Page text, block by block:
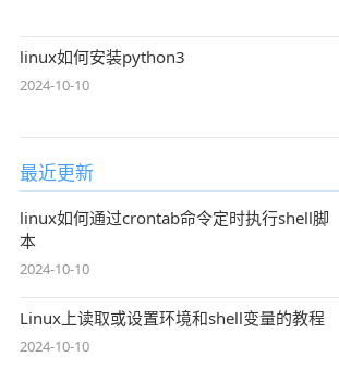
linux如何安装python3
2024-10-10
最近更新
linux如何通过crontab命令定时执行shell脚
本
2024-10-10
Linux上读取或设置环境和shell变量的教程
2024-10-10